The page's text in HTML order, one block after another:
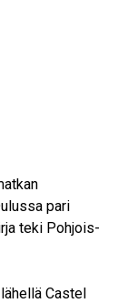
pari
teki Pohjois-
Castel